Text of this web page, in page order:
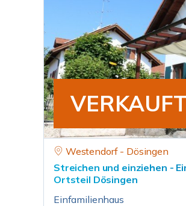
VERKAUFT
Westendorf - Dösingen
Streichen und einziehen -
Ortsteil Dösingen
Einfamilienhaus